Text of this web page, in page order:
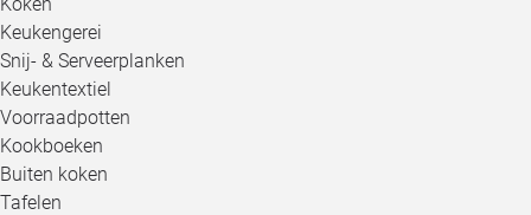
Keukengerei
Snij- & Serveerplanken
Keukentextiel
Voorraadpotten
Kookboeken
Buiten koken
Tafelen